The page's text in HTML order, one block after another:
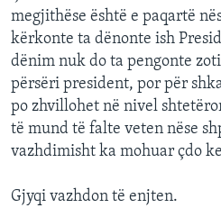
megjithëse është e paqartë
kërkonte ta dënonte ish
dënim nuk do ta pengonte
përsëri president, por për
po zhvillohet në nivel
të mund të falte veten nëse
vazhdimisht ka mohuar çdo
Gjyqi vazhdon të enjten.